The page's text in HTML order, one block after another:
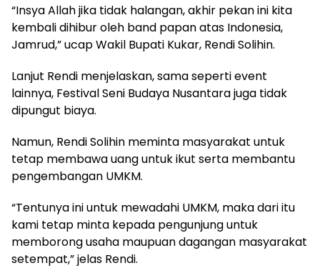
“Insya Allah jika tidak halangan, akhir pekan ini kita
kembali dihibur oleh band papan atas Indonesia,
Jamrud,” ucap Wakil Bupati Kukar, Rendi Solihin.
Lanjut Rendi menjelaskan, sama seperti event
lainnya, Festival Seni Budaya Nusantara juga tidak
dipungut biaya.
Namun, Rendi Solihin meminta masyarakat untuk
tetap membawa uang untuk ikut serta membantu
pengembangan UMKM.
“Tentunya ini untuk mewadahi UMKM, maka dari itu
kami tetap minta kepada pengunjung untuk
memborong usaha maupuan dagangan masyarakat
setempat,” jelas Rendi.